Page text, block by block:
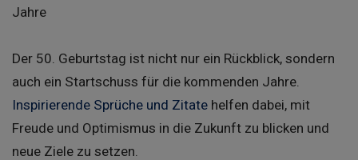
Der 50. Geburtstag ist nicht nur ein Rückblick, sondern
auch ein Startschuss für die kommenden Jahre.
Inspirierende Sprüche und Zitate helfen dabei, mit
Freude und Optimismus in die Zukunft zu blicken und
neue Ziele zu setzen.